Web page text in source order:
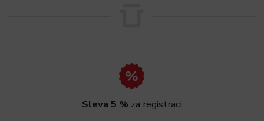
Sleva 5 % za registraci